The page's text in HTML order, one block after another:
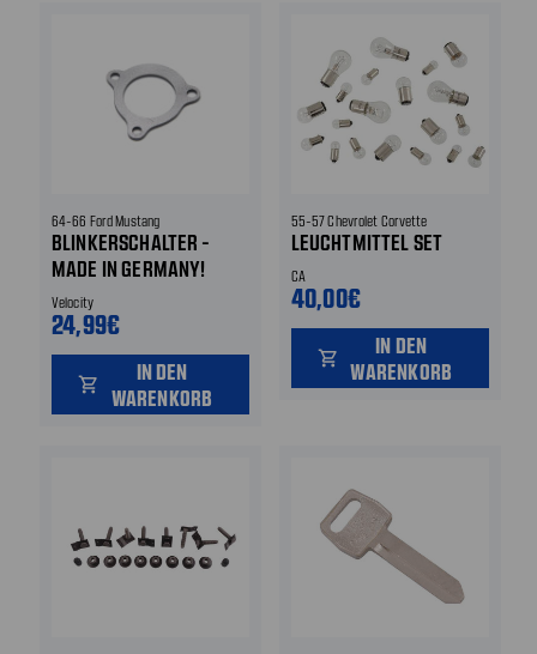
64-66 Ford Mustang
BLINKERSCHALTER -
MADE IN GERMANY!
Velocity
24,99€
shopping_cart
IN DEN
WARENKORB
55-57 Chevrolet Corvette
LEUCHTMITTEL SET
CA
40,00€
shopping_cart
IN DEN
WARENKORB